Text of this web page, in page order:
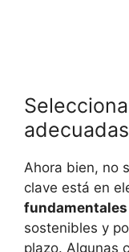
adecuadas
Ahora bien, no
clave está en
sostenibles y
plazo. Algunas